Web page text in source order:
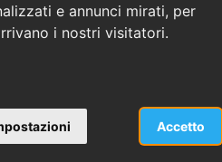
e annunci mirati, per
i nostri visitatori.
Accetto